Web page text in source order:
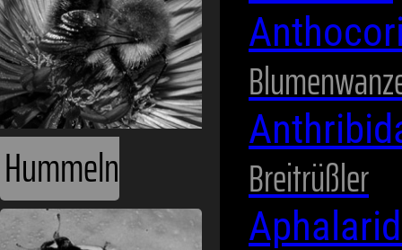
Hummeln Breitrüßler